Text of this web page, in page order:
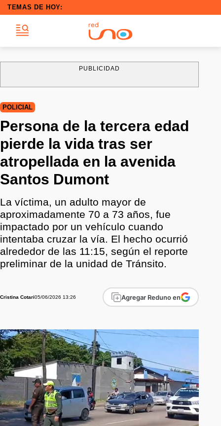
TEMAS DE HOY:
PUBLICIDAD
POLICIAL
Persona de la tercera edad
pierde la vida tras ser
atropellada en la avenida
Santos Dumont
La víctima, un adulto mayor de
aproximadamente 70 a 73 años, fue
impactado por un vehículo cuando
intentaba cruzar la vía. El hecho ocurrió
alrededor de las 11:15, según el reporte
preliminar de la unidad de Tránsito.
Cristina Cotari05/06/2026 13:26 Agregar Reduno en